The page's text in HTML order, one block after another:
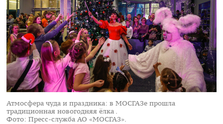
Атмосфера чуда и праздника: в МОСГАЗе прошла
традиционная новогодняя ёлка .
Фото: Пресс-служба АО «МОСГАЗ».